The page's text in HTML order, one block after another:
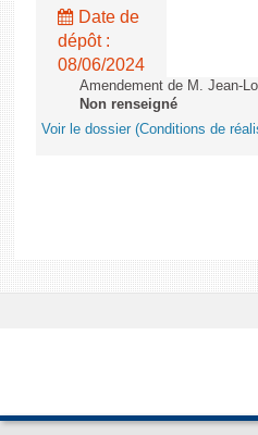
Date de
dépôt :
08/06/2024
Amendement de M. Jean-
Non renseigné
Voir le dossier (Conditions de